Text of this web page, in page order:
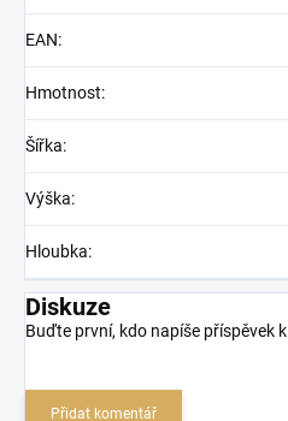
EAN:
Hmotnost:
Šířka:
Výška:
Hloubka:
Diskuze
Buďte první, kdo napíše příspěvek
Přidat komentář